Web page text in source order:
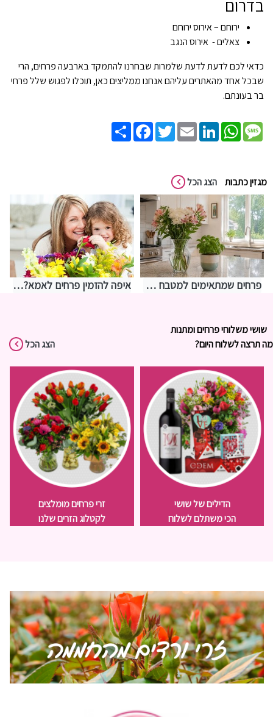
בדרום
ירוחם – אירוס ירוחם
צאלים - אירוס הנגב
כדאי לכם לדעת לדעת שלמרות שבחרנו להתמקד בארבעה פרחים, הרי
שבכל אחד מהאתרים עליהם אנחנו ממליצים כאן, תוכלו לפגוש שלל פרחי
בר בעונתם.
Share
FacebookTwitterEmail
LinkedIn
WhatsAppMessage
מגזין כתבות הצג הכל
פרחים שמתאימים למטבח – איך לבחור משהו שמחזיק מעמד בתנאים מאתגרים איפה להזמין פרחים לאמא? אצלנו בחנות שושי רגעים של פרחים
שושי משלוחי פרחים ומתנות
מה תרצה לשלוח היום?
הצג הכל
הדילים של שושי
הכי משתלם לשלוח
זרי פרחים מומלצים
לקטלוג הזרים שלנו